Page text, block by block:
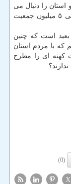
را دنبال می
آشامیدنی ۵ میلیون جمعیت
است كه چنین
كه با مردم استان
كهنه ای را مطرح
(0)
X